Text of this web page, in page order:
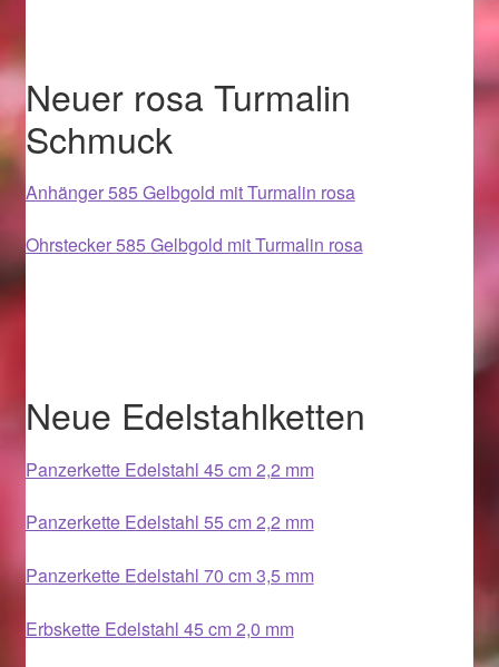
Halloween Schmuck online kaufen 2017
Halloween Schmuck online kaufen 2018
Im Gedenken an
Impressum
Karneval 2015 – Schmuck zu Fasching & Co.
Karneval 2020 – Schmuck zu Fasching & Co.
Kasse
Neuer rosa Turmalin
Schmuck
Anhänger 585 Gelbgold mit Turmalin rosa
Ohrstecker 585 Gelbgold mit Turmalin rosa
Neue Edelstahlketten
Panzerkette Edelstahl 45 cm 2,2 mm
Panzerkette Edelstahl 55 cm 2,2 mm
Panzerkette Edelstahl 70 cm 3,5 mm
Erbskette Edelstahl 45 cm 2,0 mm